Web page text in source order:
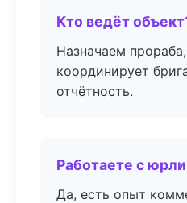
Кто ведёт
Назначаем
координирует
отчётность.
Работаете с
Да, есть опыт